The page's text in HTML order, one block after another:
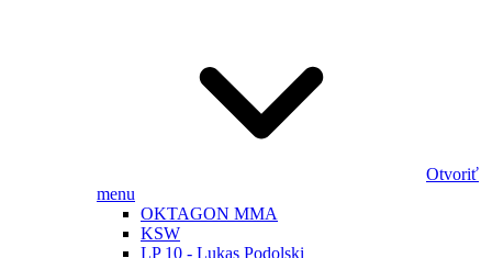
Otvoriť
menu
OKTAGON MMA
KSW
LP 10 - Lukas Podolski